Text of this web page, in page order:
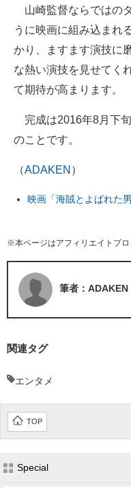
山崎監督ならではの
うに映画に組み込まれ
かり、ますます演技に
な熱い演技を見せてく
て期待が高まります。
完成は2016年8月下
のことです。
（ADAKEN ）
映画「海賊とよばれた
※本ページはアフィリエイトプ
筆者：ADAKEN
関連タグ
エンタメ
TOP
Special